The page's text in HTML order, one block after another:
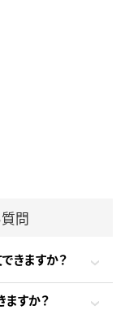
問
きますか？
すか？